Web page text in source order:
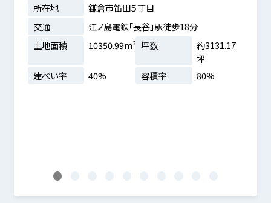
所在地
鎌倉市笛田５丁目
交通
江ノ島電鉄「長谷」駅徒歩18分
土地面積
10350.99m² 坪数
約3131.17
坪
建ぺい率
40% 容積率 80%
1